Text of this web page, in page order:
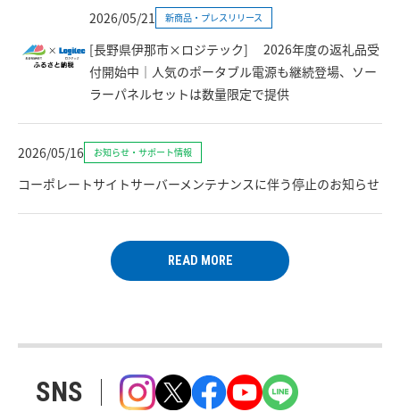
2026/05/21 新商品・プレスリリース
[長野県伊那市×ロジテック] 2026年度の返礼品受
付開始中｜人気のポータブル電源も継続登場、ソー
ラーパネルセットは数量限定で提供
2026/05/16 お知らせ・サポート情報
コーポレートサイトサーバーメンテナンスに伴う停止のお知らせ
READ MORE
SNS